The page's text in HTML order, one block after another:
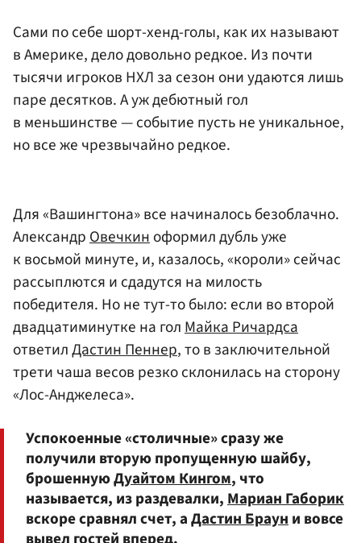
Сами по себе шорт-хенд-голы, как их называют
в Америке, дело довольно редкое. Из почти
тысячи игроков НХЛ за сезон они удаются лишь
паре десятков. А уж дебютный гол
в меньшинстве — событие пусть не уникальное,
но все же чрезвычайно редкое.
Для «Вашингтона» все начиналось безоблачно.
АлександрОвечкиноформил дубль уже
к восьмой минуте, и, казалось, «короли» сейчас
рассыплются и сдадутся на милость
победителя. Но не тут-то было: если во второй
двадцатиминутке на голМайка Ричардса
ответилДастин Пеннер, то в заключительной
трети чаша весов резко склонилась на сторону
«Лос-Анджелеса».
Успокоенные «столичные» сразу же
получили вторую пропущенную шайбу,
брошеннуюДуайтом Кингом, что
называется, из раздевалки,Мариан Габорик
вскоре сравнял счет, аДастин Брауни вовсе